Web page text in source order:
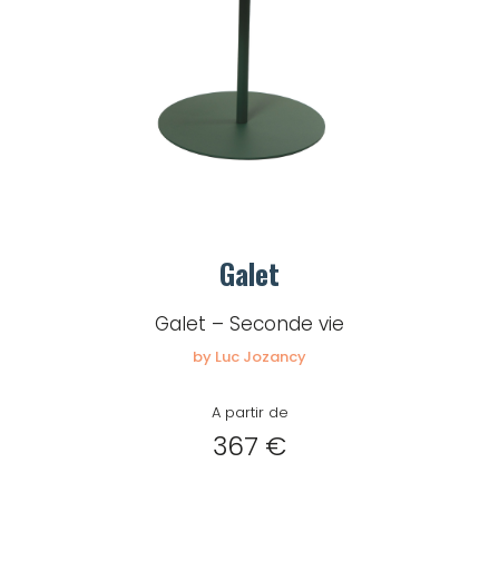
Galet
Galet – Seconde vie
by Luc Jozancy
A partir de
367 €